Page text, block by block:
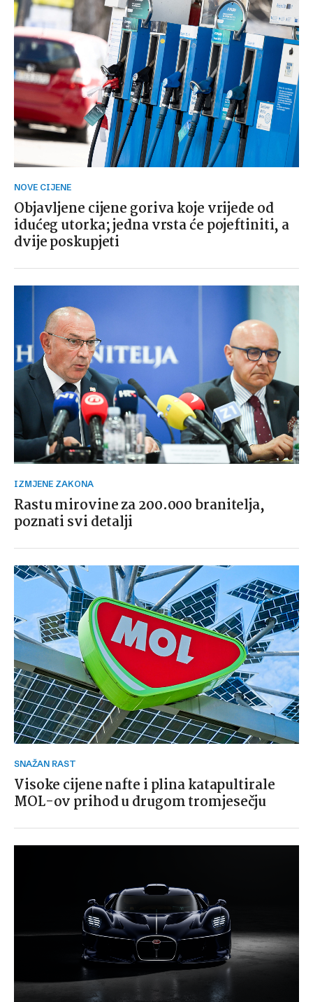
NOVE CIJENE
Objavljene cijene goriva koje vrijede od
idućeg utorka; jedna vrsta će pojeftiniti, a
dvije poskupjeti
IZMJENE ZAKONA
Rastu mirovine za 200.000 branitelja,
poznati svi detalji
SNAŽAN RAST
Visoke cijene nafte i plina katapultirale
MOL-ov prihod u drugom tromjesečju